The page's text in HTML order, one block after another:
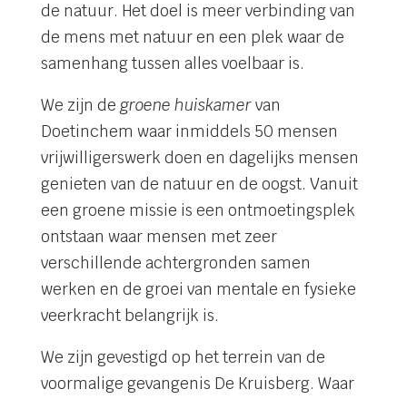
de natuur. Het doel is meer verbinding van
de mens met natuur en een plek waar de
samenhang tussen alles voelbaar is.
We zijn de groene huiskamervan
Doetinchem waar inmiddels 50 mensen
vrijwilligerswerk doen en dagelijks mensen
genieten van de natuur en de oogst. Vanuit
een groene missie is een ontmoetingsplek
ontstaan waar mensen met zeer
verschillende achtergronden samen
werken en de groei van mentale en fysieke
veerkracht belangrijk is.
We zijn gevestigd op het terrein van de
voormalige gevangenis De Kruisberg. Waar